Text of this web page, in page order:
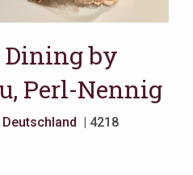
Dining by
Perl-Nennig
Deutschland | 4218
Amsterdam (15)